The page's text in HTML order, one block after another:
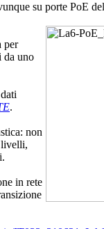
su porte PoE
per
da uno
.
non
in rete